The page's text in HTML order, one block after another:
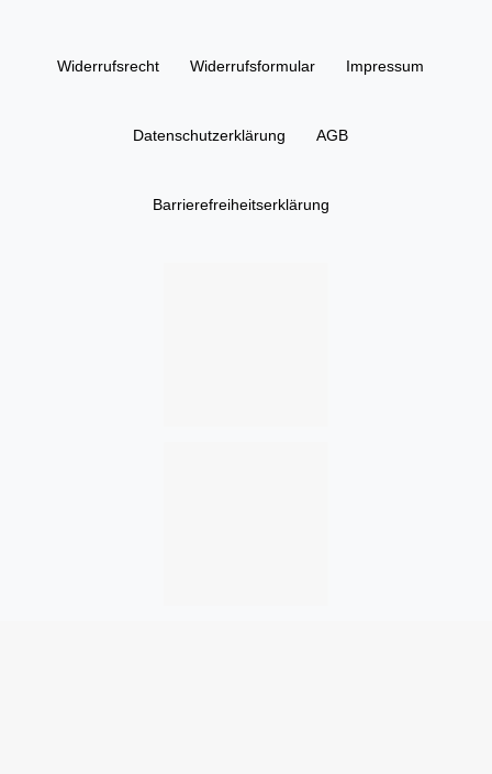
Widerrufs­recht Widerrufs­formular Impressum
Daten­schutz­erklärung AGB
Barrierefreiheitserklärung